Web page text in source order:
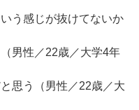
う感じが抜けてないか
男性／22歳／大学4年
思う（男性／22歳／大